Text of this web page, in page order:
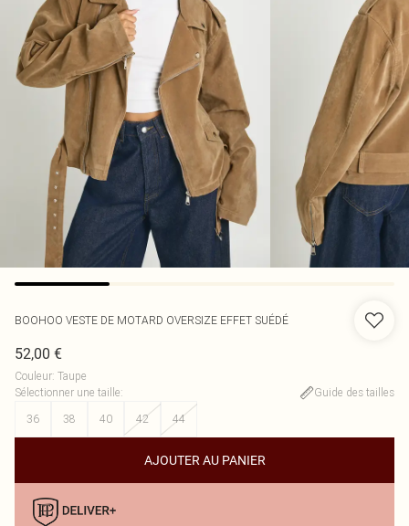
BOOHOO VESTE DE MOTARD OVERSIZE EFFET SUÉDÉ
52,00 €
Couleur: Taupe
Sélectionner une taille:
Guide des tailles
36
38 40 42 44
AJOUTER AU PANIER